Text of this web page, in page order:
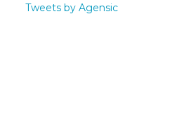
Tweets by Agensic